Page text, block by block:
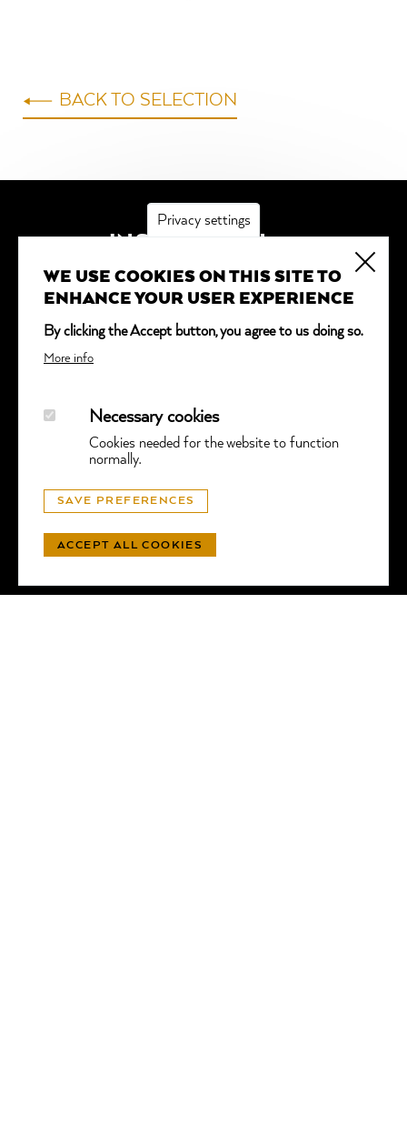
BACK TO SELECTION
INSCRIPTION
*obligatoire
Adresse email*
© GGTL LABORATORIES
PROTECTION DES DONNÉES- SITE WEB PAR
Privacy settings
WE USE COOKIES ON THIS SITE TO
ENHANCE YOUR USER EXPERIENCE
By clicking the Accept button, you agree to us doing so.
More info
Necessary cookies
Cookies needed for the website to function
normally.
SAVE PREFERENCES
ACCEPT ALL COOKIES